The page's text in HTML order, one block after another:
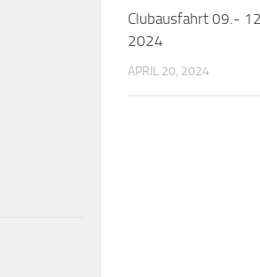
Clubausfahrt 09.-
2024
APRIL 20, 2024